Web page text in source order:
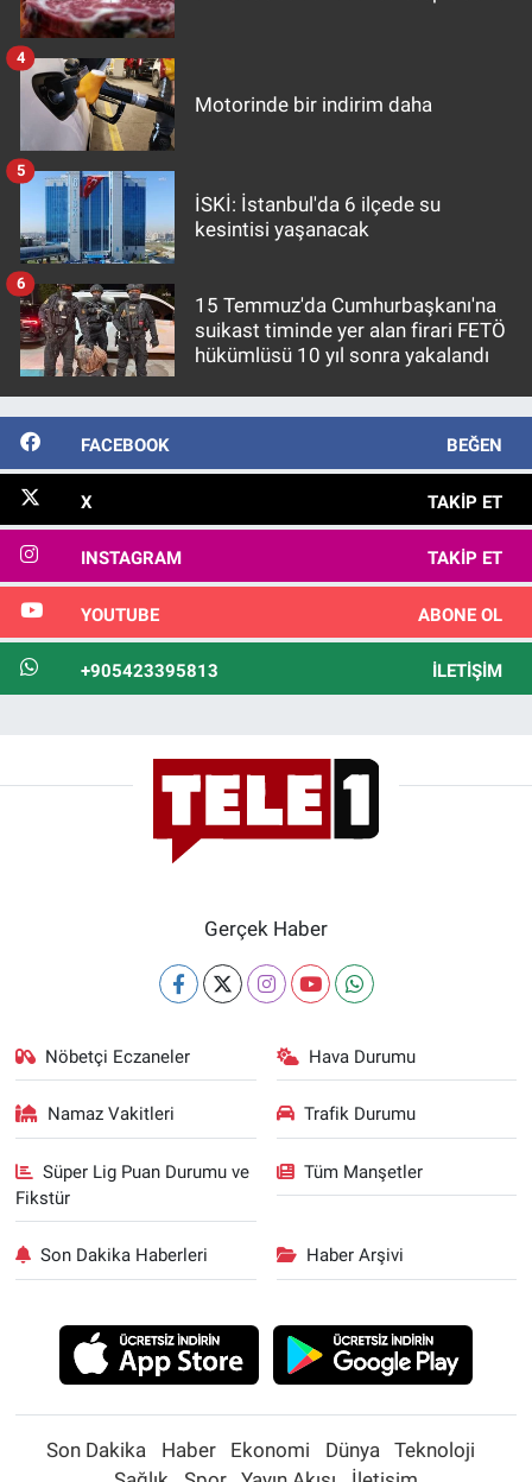
Motorinde bir indirim daha
4
İSKİ: İstanbul'da 6 ilçede su
kesintisi yaşanacak
5
15 Temmuz'da Cumhurbaşkanı'na
suikast timinde yer alan firari FETÖ
hükümlüsü 10 yıl sonra yakalandı
6
FACEBOOK BEĞEN
X TAKIP ET
INSTAGRAM TAKIP ET
YOUTUBE ABONE OL
+905423395813 İLETIŞIM
Gerçek Haber
Nöbetçi Eczaneler Hava Durumu
Namaz Vakitleri Trafik Durumu
Süper Lig Puan Durumu ve
Fikstür
Tüm Manşetler
Son Dakika Haberleri Haber Arşivi
Son Dakika Haber Ekonomi Dünya
Teknoloji